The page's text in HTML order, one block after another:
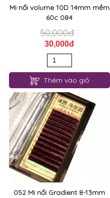
Mi nối volume 10D 14mm mềm
60c 084
50,000đ
30,000đ
Thêm vào giỏ
052 Mi nối Gradient 8-13mm